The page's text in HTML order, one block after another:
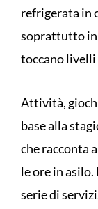
refrigerata in
soprattutto in
toccano livelli
Attività,
base alla
che racconta
le ore in
serie di